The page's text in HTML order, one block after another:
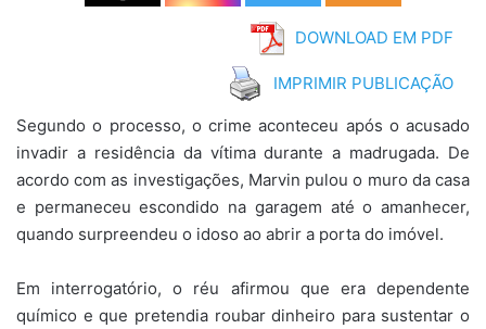
DOWNLOAD EM PDF
IMPRIMIR PUBLICAÇÃO
Segundo o processo, o crime aconteceu após o acusado
invadir a residência da vítima durante a madrugada. De
acordo com as investigações, Marvin pulou o muro da casa
e permaneceu escondido na garagem até o amanhecer,
quando surpreendeu o idoso ao abrir a porta do imóvel.
Em interrogatório, o réu afirmou que era dependente
químico e que pretendia roubar dinheiro para sustentar o